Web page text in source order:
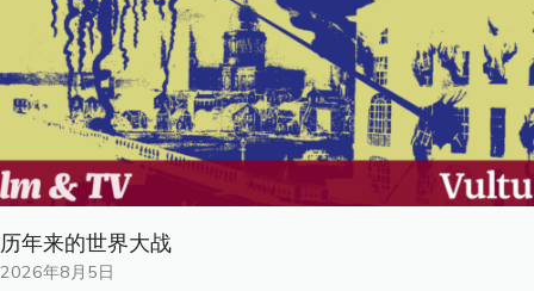
历年来的世界大战
2026年8月5日